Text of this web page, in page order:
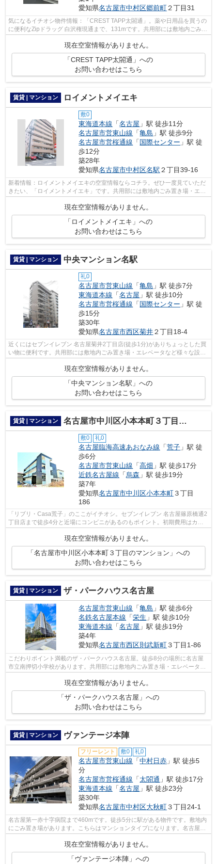
愛知県名古屋市中村区郷前町２丁目31
気になるイチオシ物件情報：「CREST TAPP太閤通」。薬や日用品を買うの
に便利なZipドラッグ 白沢権現通まで、131mです。共用部には敷地内ごみ置
現在空室情報がありません。
「CREST TAPP太閤通」への
お問い合わせはこちら
賃貸 | マンション ロイメントメイエキ
敷0
東海道本線 「名古屋 」駅 徒歩11分
名古屋市営東山線 「亀島 」駅 徒歩9分
名古屋市営桜通線 「国際センター 」駅 徒
歩12分
築28年
愛知県名古屋市中村区名駅 ２丁目39-16
新着情報：ロイメントメイエキの空室情報ならコチラ。ぜひ一度見ていただ
きたい、「ロイメントメイエキ」です。共用部には敷地内ごみ置き場・エレ
ベータなどが揃っており、とても充実...
現在空室情報がありません。
「ロイメントメイエキ」への
お問い合わせはこちら
賃貸 | マンション 中央マンション名駅
礼0
名古屋市営東山線 「亀島 」駅 徒歩7分
東海道本線 「名古屋 」駅 徒歩10分
名古屋市営桜通線 「国際センター 」駅 徒
歩15分
築30年
愛知県名古屋市西区菊井２丁目18-4
近くにはセブンイレブン 名古屋菊井2丁目店(徒歩1分)がありちょっとした買
い物に便利です。共用部には敷地内ごみ置き場・エレベータなど様々な設備
現在空室情報がありません。
「中央マンション名駅」への
お問い合わせはこちら
賃貸 | マンション 名古屋市中川区小本本町３丁目のマンション
敷0 礼0
名古屋臨海高速あおなみ線 「荒子 」駅 徒
歩6分
名古屋市営東山線 「高畑 」駅 徒歩17分
近鉄名古屋線 「烏森 」駅 徒歩19分
築7年
愛知県名古屋市中川区小本本町３丁目
186
「リブリ・Casa荒子」のここがイチオシ。セブンイレブン 名古屋篠原橋通2
丁目店まで徒歩4分と近場にコンビニがあるのもポイント。初期費用はカー
現在空室情報がありません。
「名古屋市中川区小本本町３丁目のマンション」への
お問い合わせはこちら
賃貸 | マンション ザ・パークハウス名古屋
名古屋市営東山線 「亀島 」駅 徒歩6分
名鉄名古屋本線 「栄生 」駅 徒歩10分
東海道本線 「名古屋 」駅 徒歩19分
築4年
愛知県名古屋市西区則武新町３丁目1-86
こだわりポイント満載のザ・パークハウス名古屋。徒歩8分の場所に名古屋
市立南押切小学校があります。共用部には敷地内ごみ置き場・エレベータな
どが揃っております。周辺に駅が二つあ...
現在空室情報がありません。
「ザ・パークハウス名古屋」への
お問い合わせはこちら
賃貸 | マンション ヴァンテージ本陣
フリーレント 敷0 礼0
名古屋市営東山線 「中村日赤 」駅 徒歩5
分
名古屋市営桜通線 「太閤通 」駅 徒歩17分
東海道本線 「名古屋 」駅 徒歩23分
築30年
愛知県名古屋市中村区大秋町３丁目24-1
名古屋第一赤十字病院まで460mです。徒歩5分に駅がある物件です。敷地内
にごみ置き場があります。こちらはマンションタイプになります。名古屋市
現在空室情報がありません。
「ヴァンテージ本陣」への